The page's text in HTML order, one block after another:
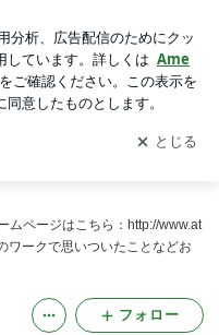
通知
を受け取りまし
開く
ムページはこちら：http://www.at
ワークで思いついたことなどお
フォロー